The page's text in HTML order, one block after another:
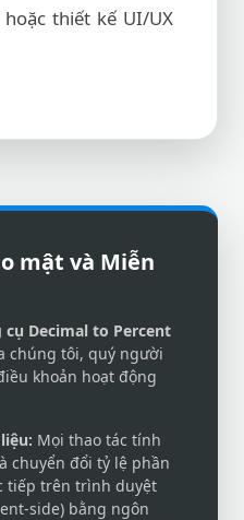
thiết kế UI/UX
mật và Miễn
cụ Decimal to Percent
chúng tôi, quý người
khoản hoạt động
Mọi thao tác tính
chuyển đổi tỷ lệ phần
tiếp trên trình duyệt
side) bằng ngôn